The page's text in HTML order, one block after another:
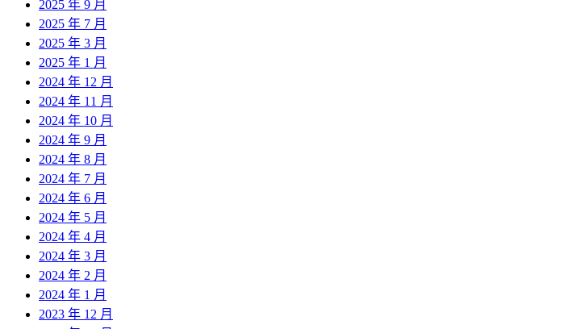
2025 年 9 月
2025 年 7 月
2025 年 3 月
2025 年 1 月
2024 年 12 月
2024 年 11 月
2024 年 10 月
2024 年 9 月
2024 年 8 月
2024 年 7 月
2024 年 6 月
2024 年 5 月
2024 年 4 月
2024 年 3 月
2024 年 2 月
2024 年 1 月
2023 年 12 月